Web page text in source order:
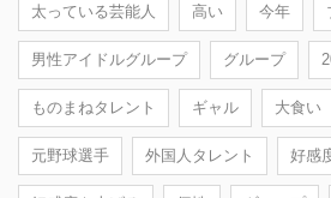
太っている芸能人 高い 今年
男性アイドルグループ グループ
ものまねタレント ギャル 大食い
元野球選手 外国人タレント 好感